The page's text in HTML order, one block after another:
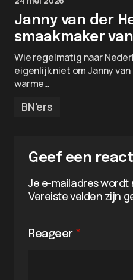
Janny van der
smaakmaker
Wie regelmatig naar
eigenlijk niet om Janny
warme…
BN'ers
Geef een
Je e-mailadres
Vereiste velden zijn
Reageer *